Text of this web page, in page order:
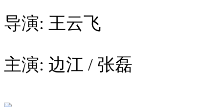
导演: 王云飞
主演: 边江 / 张磊